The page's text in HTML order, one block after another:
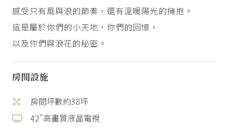
感受只有風與浪的節奏，還有溫暖陽光的擁抱。
這是屬於你們的小天地，你們的回憶，
以及你們與浪花的秘密。
房間設施
房間坪數約38坪
42"高畫質液晶電視